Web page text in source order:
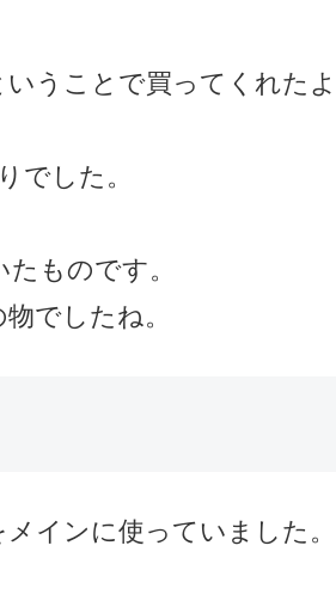
うことで買ってくれたよ
でした。
ものです。
でしたね。
インに使っていました。